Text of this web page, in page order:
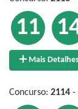
11
Mais
Concurso: 2114 -